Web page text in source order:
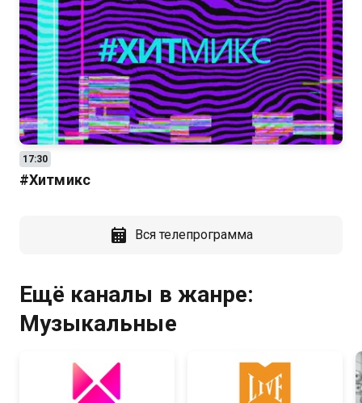
17:30
#Хитмикс
Вся телепрограмма
Ещё каналы в жанре:
Музыкальные